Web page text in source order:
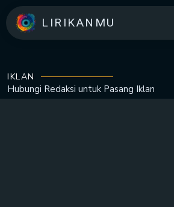
LIRIKANMU
IKLAN
Hubungi Redaksi untuk Pasang Iklan